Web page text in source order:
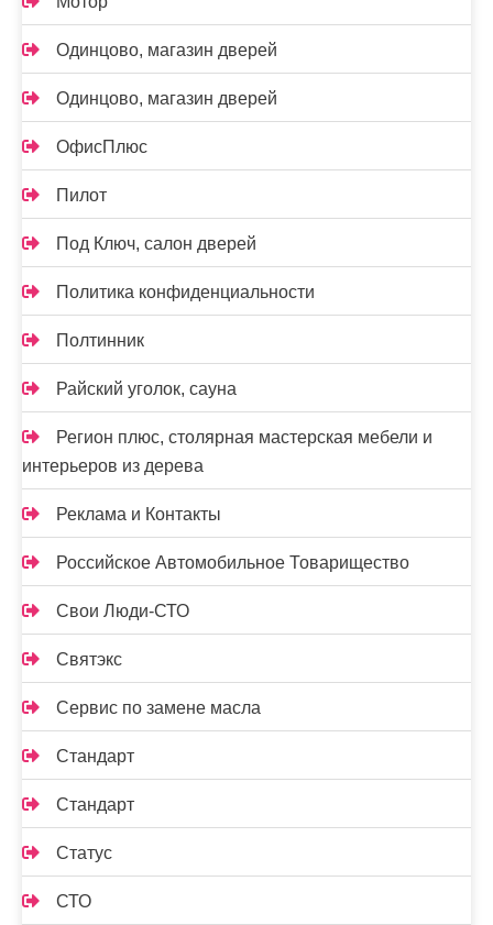
Одинцово, магазин дверей
Одинцово, магазин дверей
ОфисПлюс
Пилот
Под Ключ, салон дверей
Политика конфиденциальности
Полтинник
Райский уголок, сауна
Регион плюс, столярная мастерская мебели и
интерьеров из дерева
Реклама и Контакты
Российское Автомобильное Товарищество
Свои Люди-СТО
Святэкс
Сервис по замене масла
Стандарт
Стандарт
Статус
СТО